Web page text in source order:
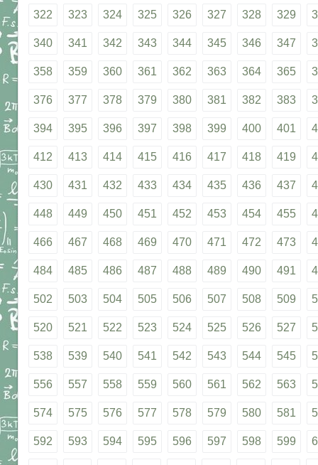
322 323 324 325 326 327 328 329
340 341 342 343 344 345 346 347
358 359 360 361 362 363 364 365
376 377 378 379 380 381 382 383
394 395 396 397 398 399 400 401
412 413 414 415 416 417 418 419
430 431 432 433 434 435 436 437
448 449 450 451 452 453 454 455
466 467 468 469 470 471 472 473
484 485 486 487 488 489 490 491
502 503 504 505 506 507 508 509
520 521 522 523 524 525 526 527
538 539 540 541 542 543 544 545
556 557 558 559 560 561 562 563
574 575 576 577 578 579 580 581
592 593 594 595 596 597 598 599